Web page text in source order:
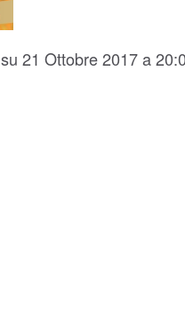
su 21 Ottobre 2017 a